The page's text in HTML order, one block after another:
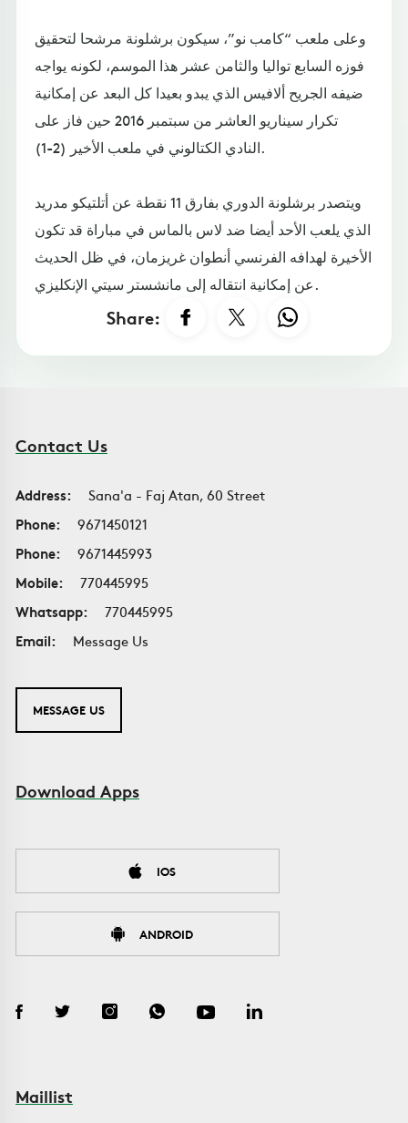
وعلى ملعب “كامب نو”، سيكون برشلونة مرشحا لتحقيق
فوزه السابع تواليا والثامن عشر هذا الموسم، لكونه يواجه
ضيفه الجريح ألافيس الذي يبدو بعيدا كل البعد عن إمكانية
تكرار سيناريو العاشر من سبتمبر 2016 حين فاز على
النادي الكتالوني في ملعب الأخير (2-1).
ويتصدر برشلونة الدوري بفارق 11 نقطة عن أتلتيكو مدريد
الذي يلعب الأحد أيضا ضد لاس بالماس في مباراة قد تكون
الأخيرة لهدافه الفرنسي أنطوان غريزمان، في ظل الحديث
عن إمكانية انتقاله إلى مانشستر سيتي الإنكليزي.
Share:
Contact Us
Address:
Sana'a - Faj Atan, 60 Street
Phone:
9671450121
Phone:
9671445993
Mobile:
770445995
Whatsapp:
770445995
Email:
Message Us
MESSAGE US
Download Apps
IOS
ANDROID
Maillist